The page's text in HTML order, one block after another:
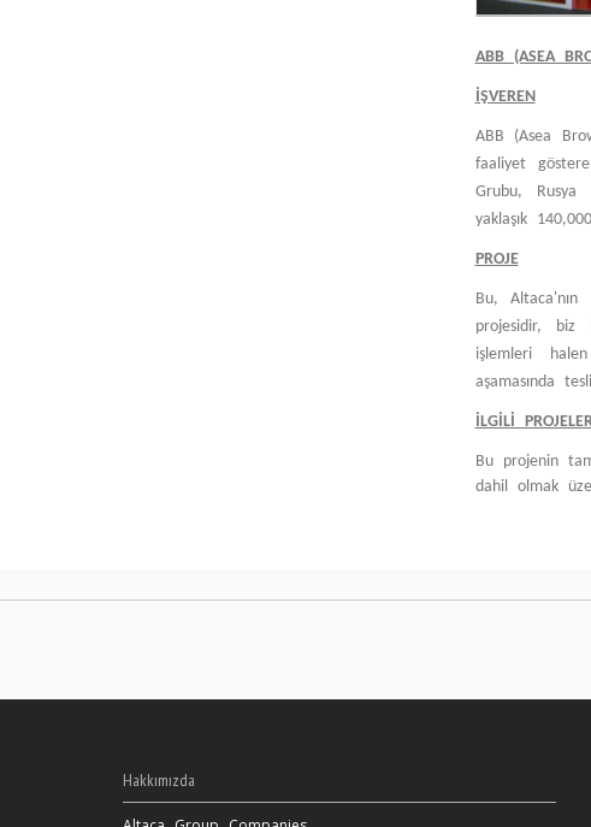
ABB (ASEA
İŞVEREN
ABB (Asea
faaliyet
Grubu,
yaklaşık
PROJE
Bu,
projesidir, biz
işlemleri
aşamasında
İLGİLİ
Bu projenin
dahil olmak
Hakkımızda